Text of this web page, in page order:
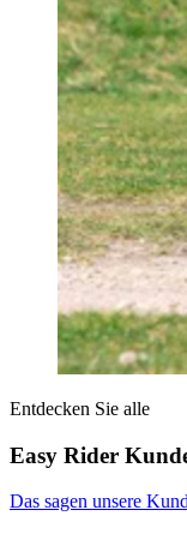
Entdecken Sie alle
Easy Rider
Das sagen unsere